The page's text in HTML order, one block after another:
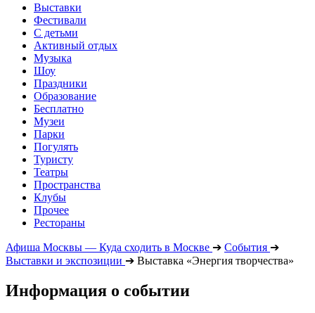
Выставки
Фестивали
С детьми
Активный отдых
Музыка
Шоу
Праздники
Образование
Бесплатно
Музеи
Парки
Погулять
Туристу
Театры
Пространства
Клубы
Прочее
Рестораны
Афиша Москвы — Куда сходить в Москве ➔ События ➔
Выставки и экспозиции ➔ Выставка «Энергия творчества»
Информация о событии